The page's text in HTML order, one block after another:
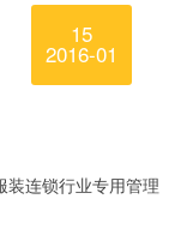
15
2016-01
装连锁行业专用管理